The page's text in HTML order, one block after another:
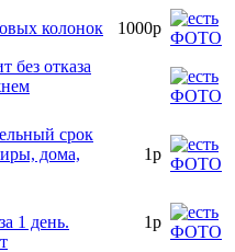
колонок 1000р
без отказа
срок
дома,
1р
1 день.
1р